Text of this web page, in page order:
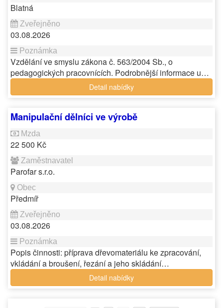
Blatná
03.08.2026
Vzdělání ve smyslu zákona č. 563/2004 Sb., o
pedagogických pracovnících. Podrobnější informace u…
Detail nabídky
Manipulační dělníci ve výrobě
22 500 Kč
Parofar s.r.o.
Předmíř
03.08.2026
Popis činnosti: příprava dřevomateriálu ke zpracování,
vkládání a broušení, řezání a jeho skládání…
Detail nabídky